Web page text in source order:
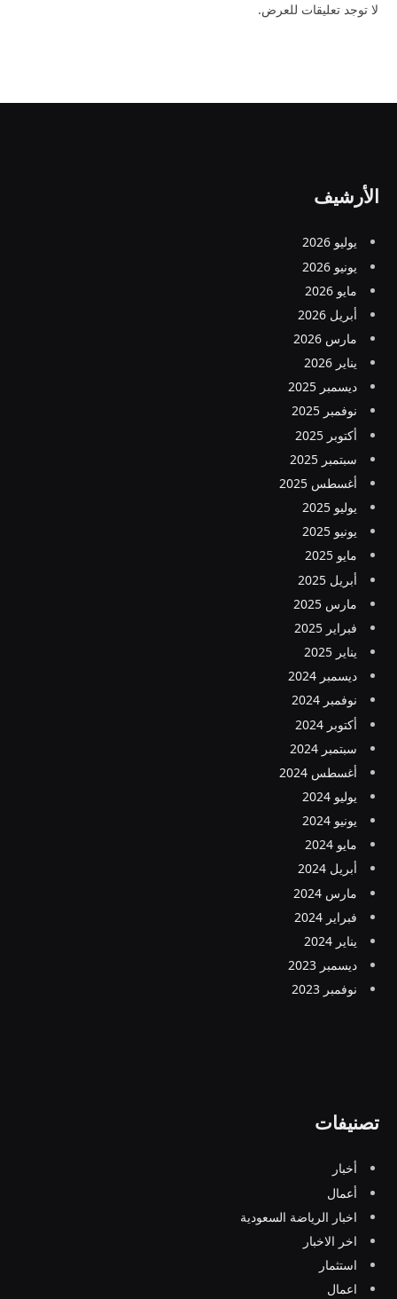
لا توجد تعليقات للعرض.
الأرشيف
يوليو 2026
يونيو 2026
مايو 2026
أبريل 2026
مارس 2026
يناير 2026
ديسمبر 2025
نوفمبر 2025
أكتوبر 2025
سبتمبر 2025
أغسطس 2025
يوليو 2025
يونيو 2025
مايو 2025
أبريل 2025
مارس 2025
فبراير 2025
يناير 2025
ديسمبر 2024
نوفمبر 2024
أكتوبر 2024
سبتمبر 2024
أغسطس 2024
يوليو 2024
يونيو 2024
مايو 2024
أبريل 2024
مارس 2024
فبراير 2024
يناير 2024
ديسمبر 2023
نوفمبر 2023
تصنيفات
أخبار
أعمال
اخبار الرياضة السعودية
اخر الاخبار
استثمار
اعمال